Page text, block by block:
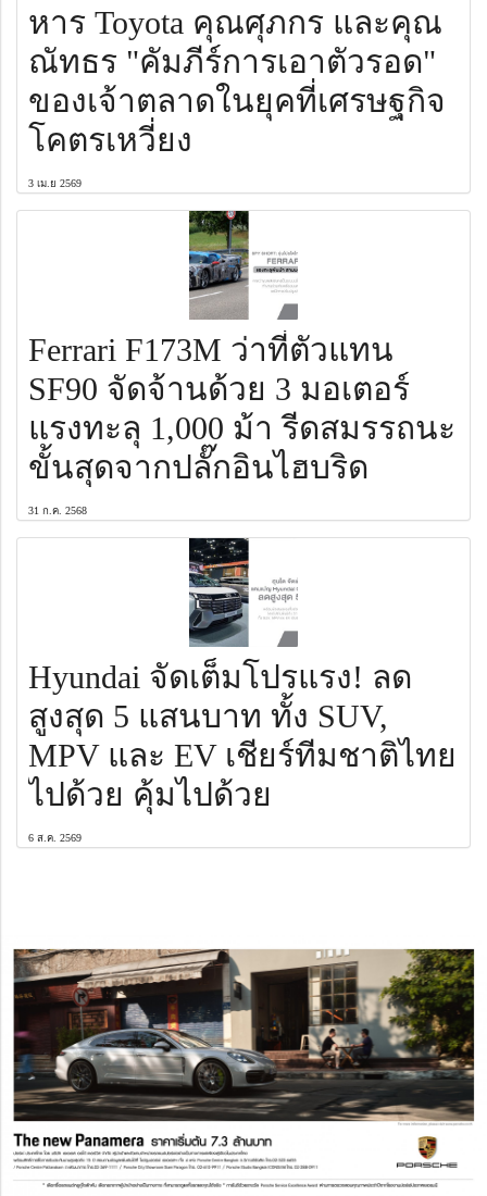
หาร Toyota คุณศุภกร และคุณ
ณัทธร "คัมภีร์การเอาตัวรอด"
ของเจ้าตลาดในยุคที่เศรษฐกิจ
โคตรเหวี่ยง
3 เม.ย 2569
Ferrari F173M ว่าที่ตัวแทน
SF90 จัดจ้านด้วย 3 มอเตอร์
แรงทะลุ 1,000 ม้า รีดสมรรถนะ
ขั้นสุดจากปลั๊กอินไฮบริด
31 ก.ค. 2568
Hyundai จัดเต็มโปรแรง! ลด
สูงสุด 5 แสนบาท ทั้ง SUV,
MPV และ EV เชียร์ทีมชาติไทย
ไปด้วย คุ้มไปด้วย
6 ส.ค. 2569